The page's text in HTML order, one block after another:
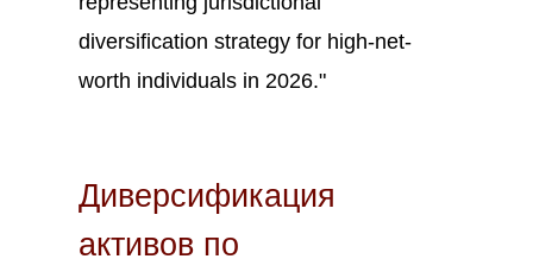
Диверсификация
активов по